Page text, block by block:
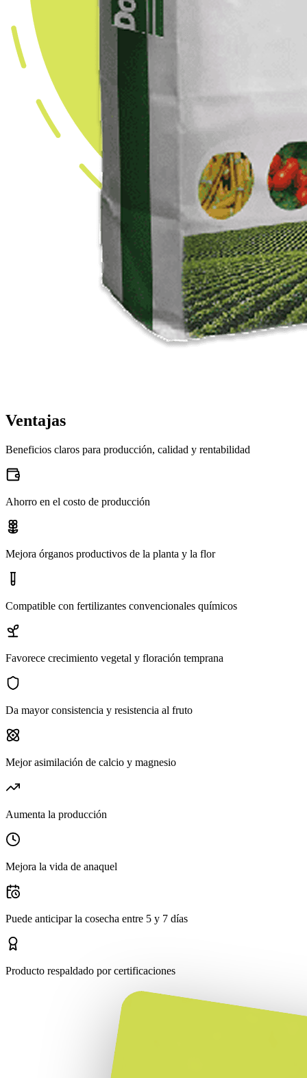
Ventajas
Beneficios claros para producción, calidad y rentabilidad
Ahorro en el costo de producción
Mejora órganos productivos de la planta y la flor
Compatible con fertilizantes convencionales químicos
Favorece crecimiento vegetal y floración temprana
Da mayor consistencia y resistencia al fruto
Mejor asimilación de calcio y magnesio
Aumenta la producción
Mejora la vida de anaquel
Puede anticipar la cosecha entre 5 y 7 días
Producto respaldado por certificaciones